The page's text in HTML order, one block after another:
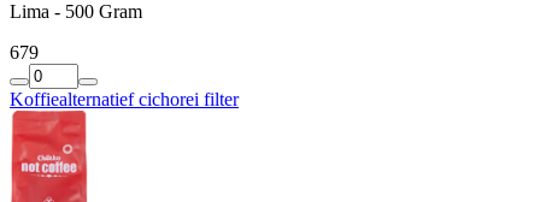
Lima - 500 Gram
679
Koffiealternatief cichorei filter